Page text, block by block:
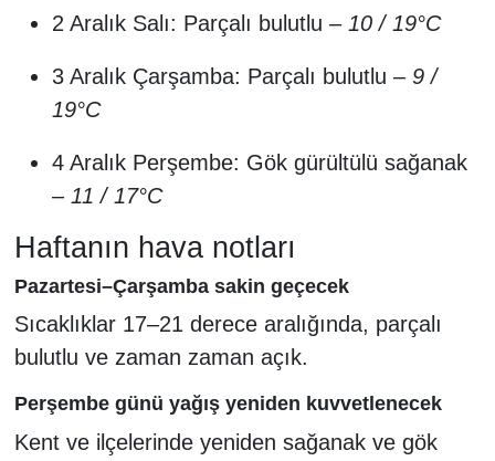
2 Aralık Salı: Parçalı bulutlu – 10 / 19°C
3 Aralık Çarşamba: Parçalı bulutlu – 9 /
19°C
4 Aralık Perşembe: Gök gürültülü sağanak
– 11 / 17°C
Haftanın hava notları
Pazartesi–Çarşamba sakin geçecek
Sıcaklıklar 17–21 derece aralığında, parçalı
bulutlu ve zaman zaman açık.
Perşembe günü yağış yeniden kuvvetlenecek
Kent ve ilçelerinde yeniden sağanak ve gök